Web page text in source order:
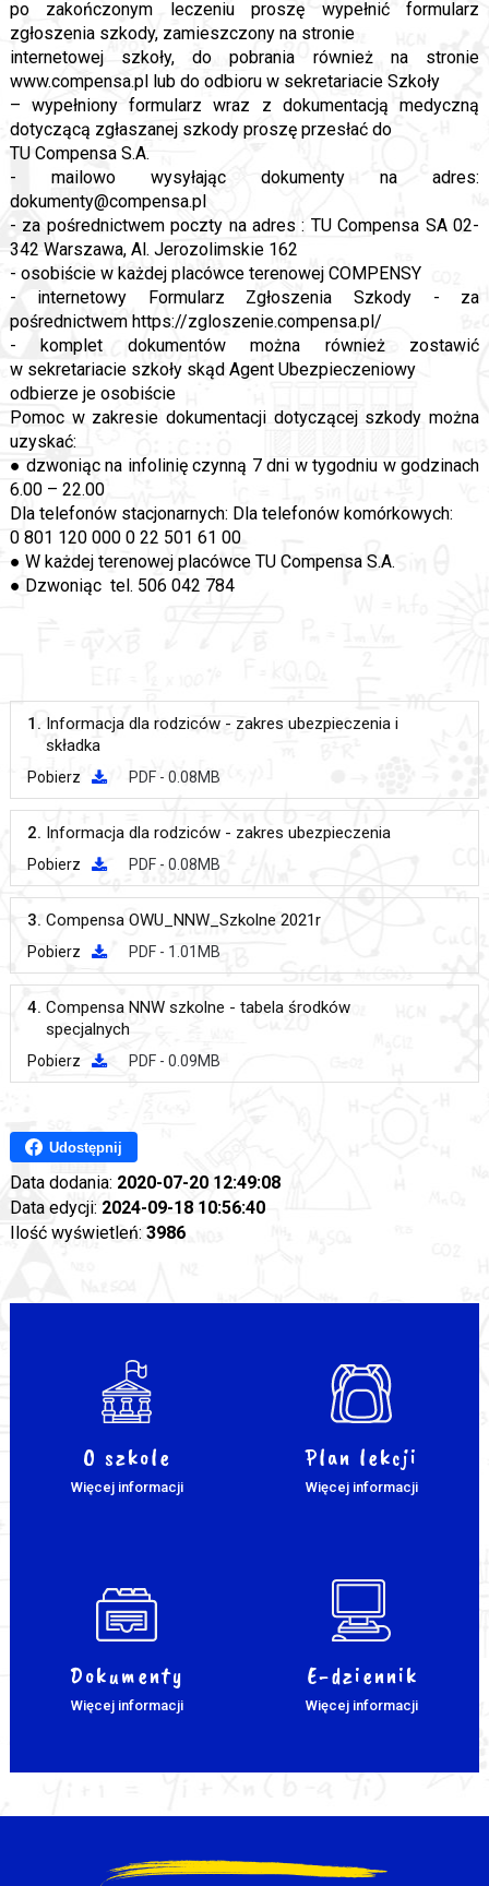
po zakończonym leczeniu proszę wypełnić formularz
zgłoszenia szkody, zamieszczony na stronie
internetowej szkoły, do pobrania również na stronie
www.compensa.pl lub do odbioru w sekretariacie Szkoły
– wypełniony formularz wraz z dokumentacją medyczną
dotyczącą zgłaszanej szkody proszę przesłać do
TU Compensa S.A.
- mailowo wysyłając dokumenty na adres:
dokumenty@compensa.pl
- za pośrednictwem poczty na adres : TU Compensa SA 02-
342 Warszawa, Al. Jerozolimskie 162
- osobiście w każdej placówce terenowej COMPENSY
- internetowy Formularz Zgłoszenia Szkody - za
pośrednictwem https://zgloszenie.compensa.pl/
- komplet dokumentów można również zostawić
w sekretariacie szkoły skąd Agent Ubezpieczeniowy
odbierze je osobiście
Pomoc w zakresie dokumentacji dotyczącej szkody można
uzyskać:
● dzwoniąc na infolinię czynną 7 dni w tygodniu w godzinach
6.00 – 22.00
Dla telefonów stacjonarnych: Dla telefonów komórkowych:
0 801 120 000 0 22 501 61 00
● W każdej terenowej placówce TU Compensa S.A.
● Dzwoniąc tel. 506 042 784
1. Informacja dla rodziców - zakres ubezpieczenia i
składka
Pobierz PDF - 0.08MB
2. Informacja dla rodziców - zakres ubezpieczenia
Pobierz PDF - 0.08MB
3. Compensa OWU_NNW_Szkolne 2021r
Pobierz PDF - 1.01MB
4. Compensa NNW szkolne - tabela środków
specjalnych
Pobierz PDF - 0.09MB
Udostępnij
Data dodania: 2020-07-20 12:49:08
Data edycji: 2024-09-18 10:56:40
Ilość wyświetleń: 3986
O szkole
Więcej informacji
Plan lekcji
Więcej informacji
Dokumenty
Więcej informacji
E-dziennik
Więcej informacji